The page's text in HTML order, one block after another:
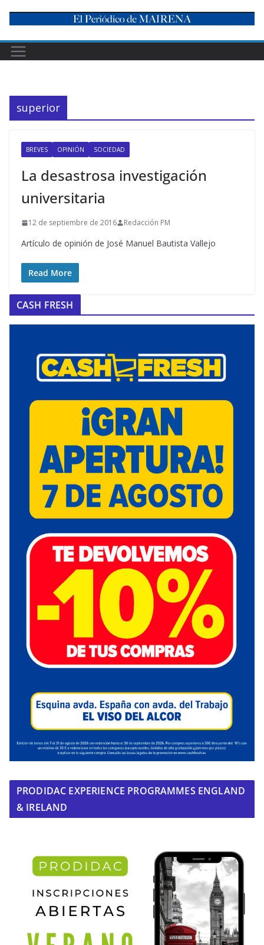
content
superior
BREVES OPINIÓN SOCIEDAD
La desastrosa investigación
universitaria
12 de septiembre de 2016 Redacción PM
Artículo de opinión de José Manuel Bautista Vallejo
Read More
CASH FRESH
PRODIDAC EXPERIENCE PROGRAMMES ENGLAND
& IRELAND